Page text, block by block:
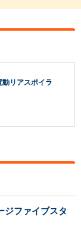
動リアスポイラ
ファイブスタ